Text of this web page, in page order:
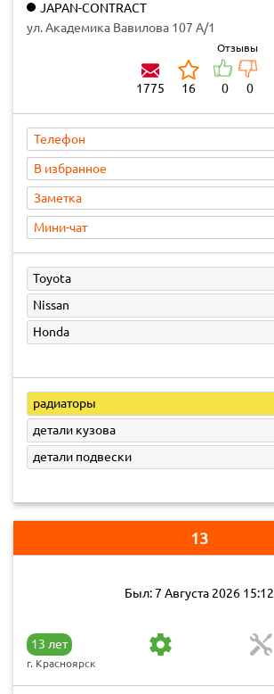
JAPAN-CONTRACT
ул. Академика Вавилова 107 А/1
1775 16
Отзывы
0 0
Телефон
В избранное
Заметка
Мини-чат
Toyota
Nissan
Honda
радиаторы
детали кузова
детали подвески
13
Был: 7 Августа 2026 15:12
13 лет
г. Красноярск